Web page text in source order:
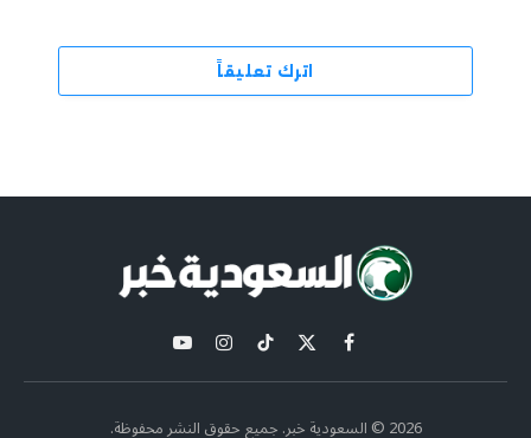
اترك تعليقاً
فيسبوك
X
(Twitter)
تيكتوكالانستغراميوتيوب
2026 © السعودية خبر. جميع حقوق النشر محفوظة.